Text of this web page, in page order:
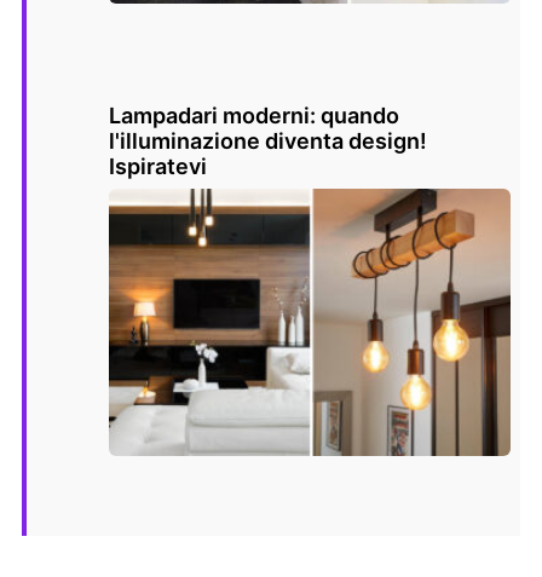
Lampadari moderni: quando
l'illuminazione diventa design!
Ispiratevi